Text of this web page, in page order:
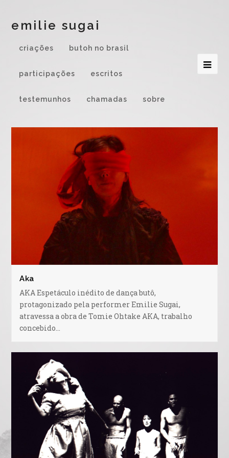
emilie sugai
criações butoh no brasil
participações escritos
testemunhos chamadas sobre
Aka
AKA Espetáculo inédito de dança butô,
protagonizado pela performer Emilie Sugai,
atravessa a obra de Tomie Ohtake AKA, trabalho
concebido…